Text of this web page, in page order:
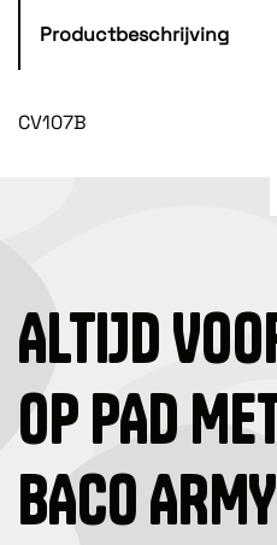
Productbeschrijving
CV107B
ALTIJD
OP PAD
BACO